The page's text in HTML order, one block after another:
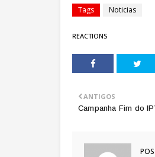
Tags Noticias
REACTIONS
ANTIGOS
Campanha Fim do